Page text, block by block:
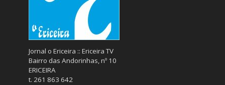
Jornal o Ericeira :: Ericeira TV
Bairro das Andorinhas, nº 10
ERICEIRA
t. 261 863 642